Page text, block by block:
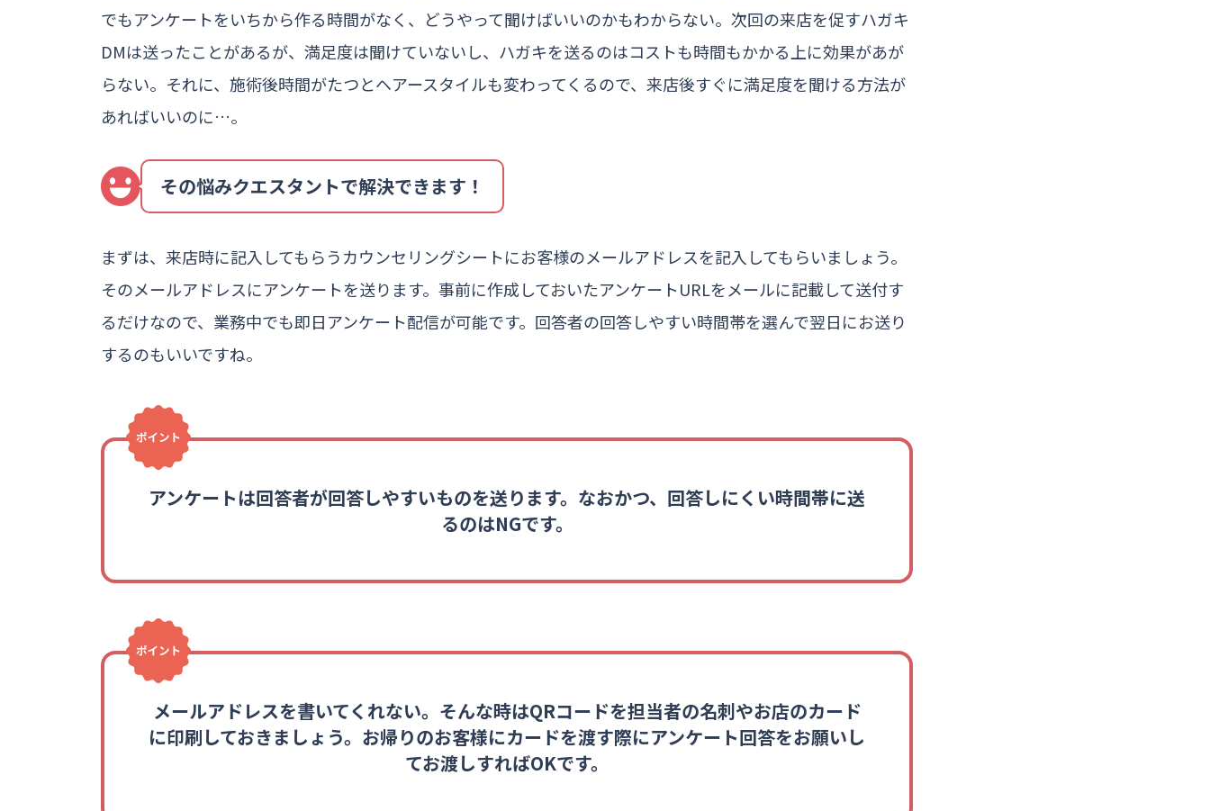
でもアンケートをいちから作る時間がなく、どうやって聞けばいいのかもわからない。次回の来店を促すハガキ
DMは送ったことがあるが、満足度は聞けていないし、ハガキを送るのはコストも時間もかかる上に効果があが
らない。それに、施術後時間がたつとヘアースタイルも変わってくるので、来店後すぐに満足度を聞ける方法が
あればいいのに…。
その悩みクエスタントで解決できます！
まずは、来店時に記入してもらうカウンセリングシートにお客様のメールアドレスを記入してもらいましょう。
そのメールアドレスにアンケートを送ります。事前に作成しておいたアンケートURLをメールに記載して送付す
るだけなので、業務中でも即日アンケート配信が可能です。回答者の回答しやすい時間帯を選んで翌日にお送り
するのもいいですね。
アンケートは回答者が回答しやすいものを送ります。なおかつ、回答しにくい時間帯に送
るのはNGです。
メールアドレスを書いてくれない。そんな時はQRコードを担当者の名刺やお店のカード
に印刷しておきましょう。お帰りのお客様にカードを渡す際にアンケート回答をお願いし
てお渡しすればOKです。